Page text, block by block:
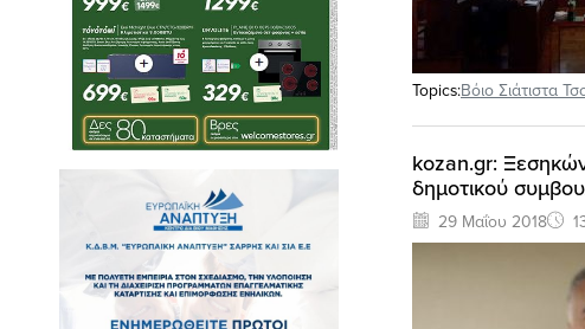
Topics:Βόιο Σιάτιστα
kozan.gr:
δημοτικού
29 Μαΐου 2018